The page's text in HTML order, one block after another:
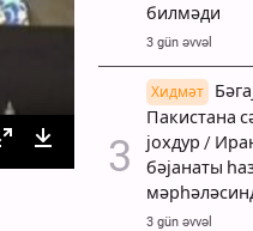
EnterDownload
билмәди
3 gün əvvəl
Хидмәт
Пакистана
јохдур /
бәјанаты
3 gün əvvəl